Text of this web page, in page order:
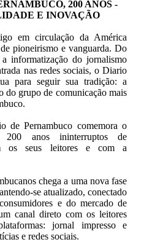
200 ANOS -
E INOVAÇÃO
em circulação da América
pioneirismo e vanguarda. Do
informatização do jornalismo
nas redes sociais, o Diario
para seguir sua tradição: a
do grupo de comunicação mais
de Pernambuco comemora o
200 anos ininterruptos de
os seus leitores e com a
chega a uma nova fase
se atualizado, conectado
e do mercado de
canal direto com os leitores
jornal impresso e
e redes sociais.